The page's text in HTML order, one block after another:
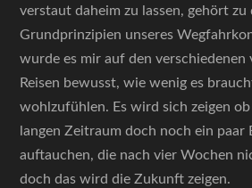
verstaut daheim zu lassen, gehört zu
Grundprinzipien unseres
wurde es mir auf den verschiedenen
Reisen bewusst, wie wenig es
wohlzufühlen. Es wird sich zeigen
langen Zeitraum doch noch ein paar
auftauchen, die nach vier Wochen
doch das wird die Zukunft zeigen.